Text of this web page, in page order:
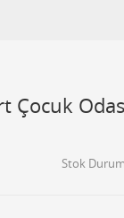
Çocuk
Stok